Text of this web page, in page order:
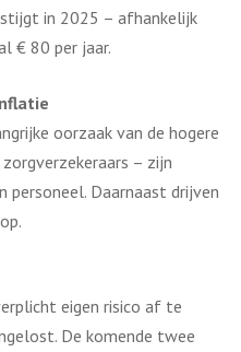
in 2025 – afhankelijk
€ 80 per jaar.
oorzaak van de hogere
– zijn
personeel. Daarnaast drijven
eigen risico af te
De komende twee